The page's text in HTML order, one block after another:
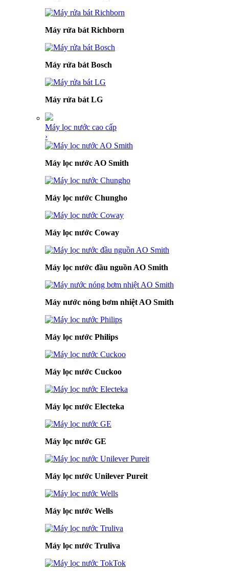
Máy rửa bát Richborn
Máy rửa bát Bosch
Máy rửa bát LG
Máy lọc nước cao cấp
›
Máy lọc nước AO Smith
Máy lọc nước Chungho
Máy lọc nước Coway
Máy lọc nước đầu nguồn AO Smith
Máy nước nóng bơm nhiệt AO Smith
Máy lọc nước Philips
Máy lọc nước Cuckoo
Máy lọc nước Electeka
Máy lọc nước GE
Máy lọc nước Unilever Pureit
Máy lọc nước Wells
Máy lọc nước Truliva